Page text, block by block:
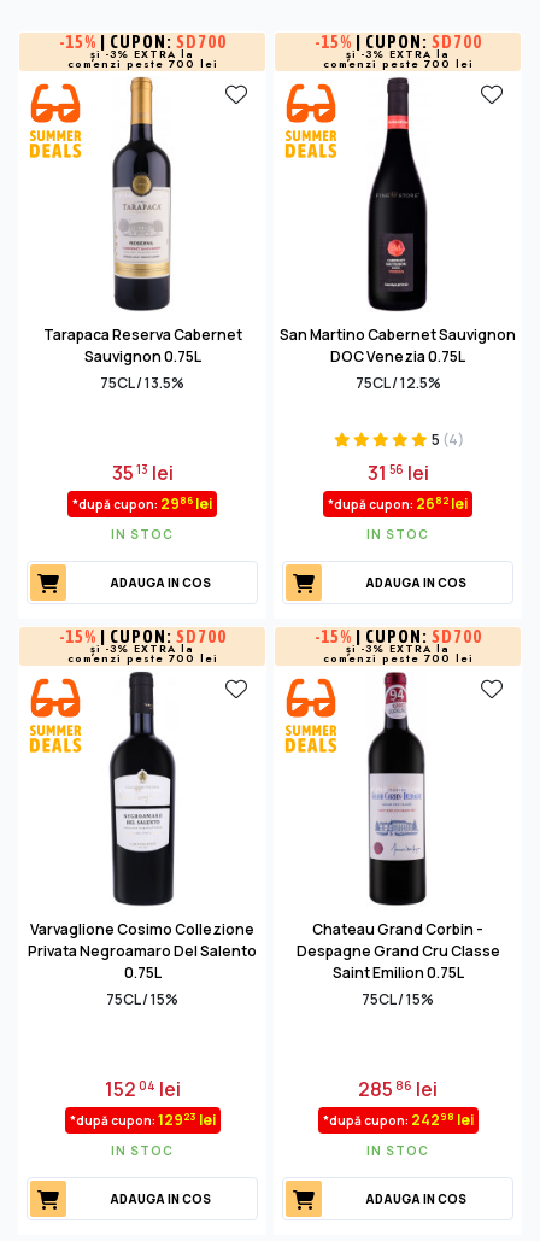
-15% | CUPON: SD700
și -3% EXTRA la
comenzi peste 700 lei
Tarapaca Reserva Cabernet
Sauvignon 0.75L
75CL / 13.5%
3513 lei
*după cupon: 2986 lei
IN STOC
ADAUGA IN COS
-15% | CUPON: SD700
și -3% EXTRA la
comenzi peste 700 lei
San Martino Cabernet Sauvignon
DOC Venezia 0.75L
75CL / 12.5%
5 (4)
3156 lei
*după cupon: 2682 lei
IN STOC
ADAUGA IN COS
-15% | CUPON: SD700
și -3% EXTRA la
comenzi peste 700 lei
Varvaglione Cosimo Collezione
Privata Negroamaro Del Salento
0.75L
75CL / 15%
15204 lei
*după cupon: 12923 lei
IN STOC
ADAUGA IN COS
-15% | CUPON: SD700
și -3% EXTRA la
comenzi peste 700 lei
Chateau Grand Corbin -
Despagne Grand Cru Classe
Saint Emilion 0.75L
75CL / 15%
28586 lei
*după cupon: 24298 lei
IN STOC
ADAUGA IN COS